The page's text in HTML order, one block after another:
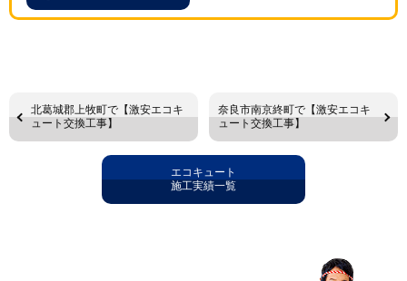
北葛城郡上牧町で【激安エコキ
ュート交換工事】
奈良市南京終町で【激安エコキ
ュート交換工事】
エコキュート
施工実績一覧